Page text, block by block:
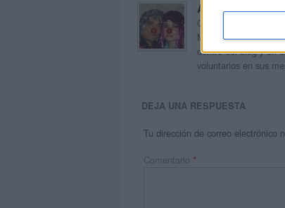
Acerca de
Orientación Andújar
Maribel, que
dentro del blog y en
voluntarios en sus
DEJA UNA RESPUESTA
Tu dirección de correo electrónico
Comentario *